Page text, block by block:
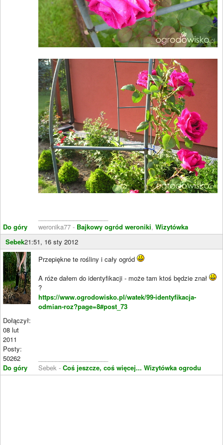
Do góry
weronika77 - Bajkowy ogród weroniki, Wizytówka
Sebek21:51, 16 sty 2012
Dołączył:
08 lut
2011
Posty:
50262
Do góry
Przepiękne te rośliny i cały ogród
A róże dałem do identyfikacji - może tam ktoś będzie znał
?
https://www.ogrodowisko.pl/watek/99-identyfikacja-
odmian-roz?page=8#post_73
Sebek - Coś jeszcze, coś więcej... Wizytówka ogrodu